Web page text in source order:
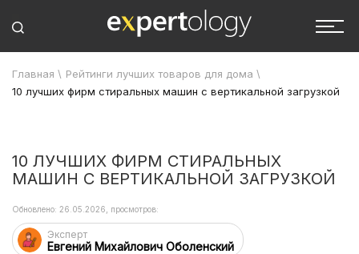
Главная \ Рейтинги лучших товаров для дома \
10 лучших фирм стиральных машин с вертикальной загрузкой
10 ЛУЧШИХ ФИРМ СТИРАЛЬНЫХ
МАШИН С ВЕРТИКАЛЬНОЙ ЗАГРУЗКОЙ
Эксперт
Евгений Михайлович Оболенский
Обновлено: 26.05.2026, просмотров: